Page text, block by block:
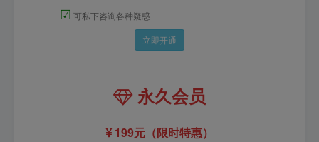
☑ 可私下咨询各种疑惑
立即开通
永久会员
199元（限时特惠）